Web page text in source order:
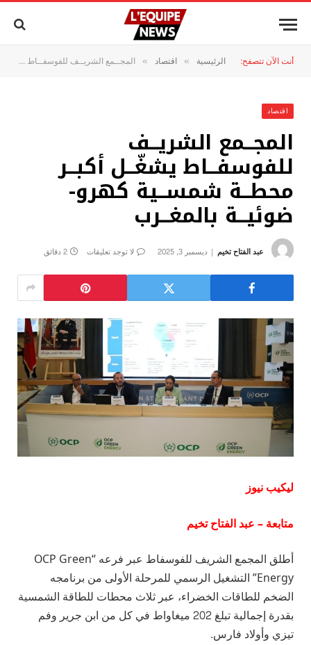
أنت الآن تتصفح: الرئيسية » اقتصاد » المجــمع الشريــف للفوسفــاط يشغّــل أكبــر محطــة شمســية كهرو-ضوئيــة بالمغــرب
اقتصاد
المجــمع الشريــف
للفوسفــاط يشغّــل أكبــر
محطــة شمســية كهرو-
ضوئيــة بالمغــرب
عبد الفتاح تخيم ديسمبر 3, 2025 لا توجد تعليقات 2 دقائق
ليكيب نيوز
متابعة – عبد الفتاح تخيم
أطلق المجمع الشريف للفوسفاط عبر فرعه “OCP Green
Energy” التشغيل الرسمي للمرحلة الأولى من برنامجه
الضخم للطاقات الخضراء، عبر ثلاث محطات للطاقة الشمسية
بقدرة إجمالية تبلغ 202 ميغاواط في كل من ابن جرير وفم
تيزي وأولاد فارس.